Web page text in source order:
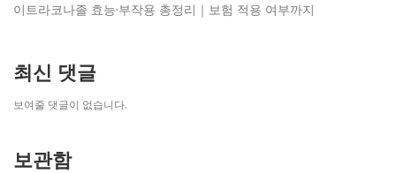
이트라코나졸 효능·부작용 총정리｜보험 적용 여부까지
최신 댓글
보여줄 댓글이 없습니다.
보관함